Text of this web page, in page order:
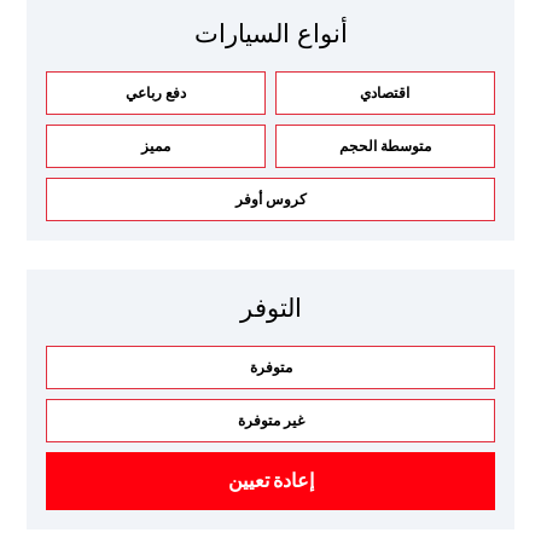
أنواع السيارات
اقتصادي دفع رباعي
متوسطة الحجم مميز
كروس أوفر
التوفر
متوفرة
غير متوفرة
إعادة تعيين